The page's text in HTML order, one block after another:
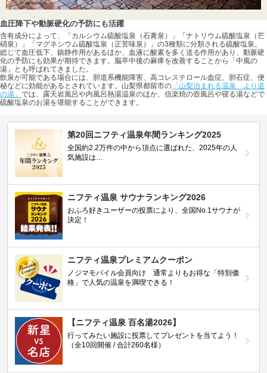
血圧降下や動脈硬化の予防にも活躍
含有成分によって、「カルシウム硫酸塩泉（石膏泉）」「ナトリウム硫酸塩泉（芒
硝泉）」「マグネシウム硫酸塩泉（正苦味泉）」の3種類に分類される硫酸塩泉。
総じて血圧低下、鎮静作用があるほか、血液に酸素を多く送る作用があり、動脈硬
化の予防にも効果が期待できます。脳卒中後の麻痺を改善することから「中風の
湯」とも呼ばれてきました。
飲泉が可能である場合には、胆道系機能障害、高コレステロール血症、胆石症、便
秘などに効能があるとされています。山梨県都留市の 「山梨泊まれる温泉 より道
の湯」 では、露天岩風呂や内風呂熱湯温泉のほか、信楽焼の壺風呂や寝る湯などで
硫酸塩泉のお湯を堪能することができます。
第20回ニフティ温泉年間ランキング2025
全国約2.2万件の中から頂点に選ばれた、2025年の人
気施設は…
ニフティ温泉 サウナランキング2026
おふろ好きユーザーの投票により、全国No.1サウナが
決定！
ニフティ温泉プレミアムクーポン
ノジマモバイル会員向け 通常よりもお得な「特別価
格」で人気の温泉を満喫できる！
【ニフティ温泉 百名湯2026】
行ってみたい施設に投票してプレゼントを当てよう！
（全10回開催 / 合計260名様）